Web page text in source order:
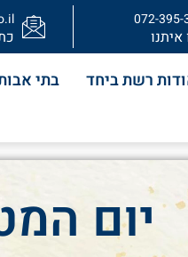
072-395-
איתנו
רשת ביחד בתי
יום